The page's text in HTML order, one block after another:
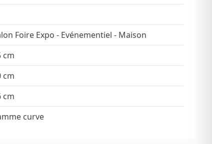
Foire Expo - Evénementiel - Maison
cm
cm
cm
curve